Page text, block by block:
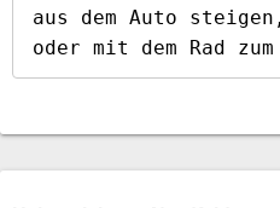
aus dem Auto
oder mit dem Rad